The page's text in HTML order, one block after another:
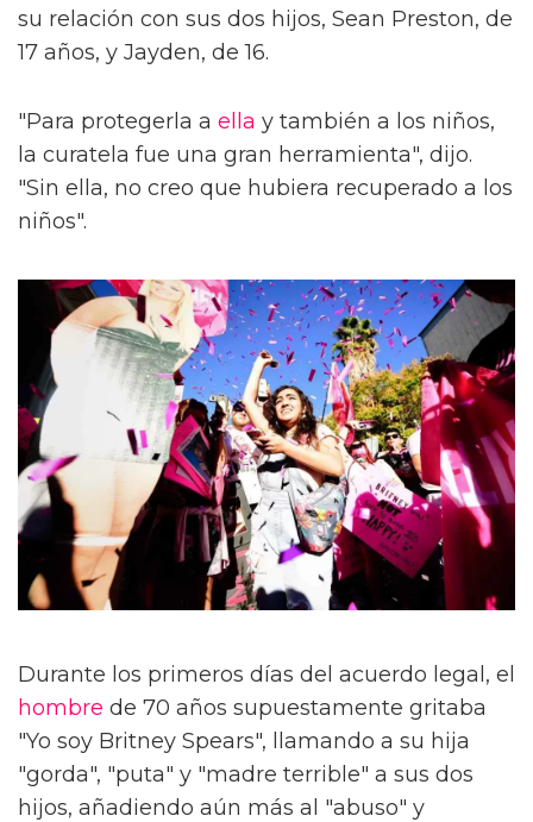
su relación con sus dos hijos, Sean Preston, de
17 años, y Jayden, de 16.
"Para protegerla a ella y también a los niños,
la curatela fue una gran herramienta", dijo.
"Sin ella, no creo que hubiera recuperado a los
niños".
Durante los primeros días del acuerdo legal, el
hombre de 70 años supuestamente gritaba
"Yo soy Britney Spears", llamando a su hija
"gorda", "puta" y "madre terrible" a sus dos
hijos, añadiendo aún más al "abuso" y